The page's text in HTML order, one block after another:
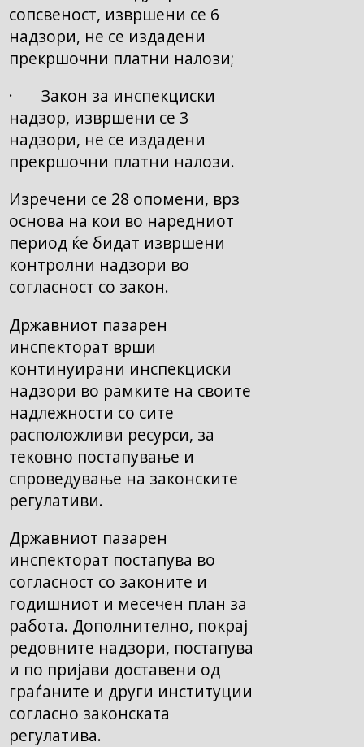
сопсвеност, извршени се 6
надзори, не се издадени
прекршочни платни налози;
· Закон за инспекциски
надзор, извршени се 3
надзори, не се издадени
прекршочни платни налози.
Изречени се 28 опомени, врз
основа на кои во наредниот
период ќе бидат извршени
контролни надзори во
согласност со закон.
Државниот пазарен
инспекторат врши
континуирани инспекциски
надзори во рамките на своите
надлежности со сите
расположливи ресурси, за
тековно постапување и
спроведување на законските
регулативи.
Државниот пазарен
инспекторат постапува во
согласност со законите и
годишниот и месечен план за
работа. Дополнително, покрај
редовните надзори, постапува
и по пријави доставени од
граѓаните и други институции
согласно законската
регулатива.